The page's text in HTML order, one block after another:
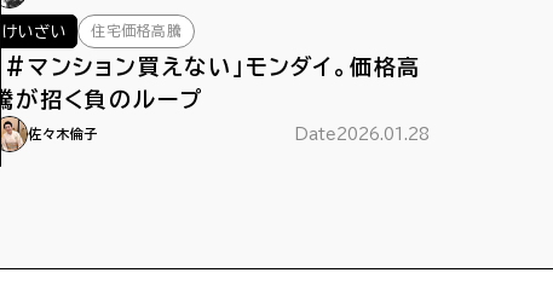
けいざい 住宅価格高騰
「#マンション買えない」モンダイ。価格高
騰が招く負のループ
佐々木倫子 Date2026.01.28